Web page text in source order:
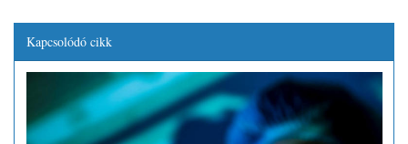
Kapcsolódó cikk